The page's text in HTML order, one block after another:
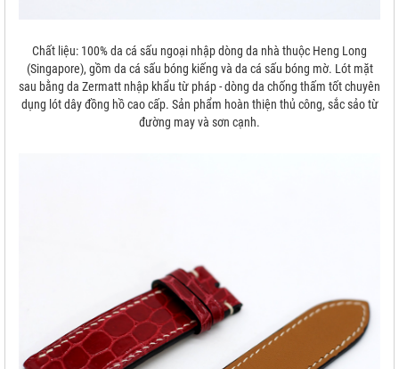
Chất liệu: 100% da cá sấu ngoại nhập dòng da nhà thuộc Heng Long
(Singapore), gồm da cá sấu bóng kiếng và da cá sấu bóng mờ. Lót mặt
sau bằng da Zermatt nhập khẩu từ pháp - dòng da chống thấm tốt chuyên
dụng lót dây đồng hồ cao cấp. Sản phẩm hoàn thiện thủ công, sắc sảo từ
đường may và sơn cạnh.